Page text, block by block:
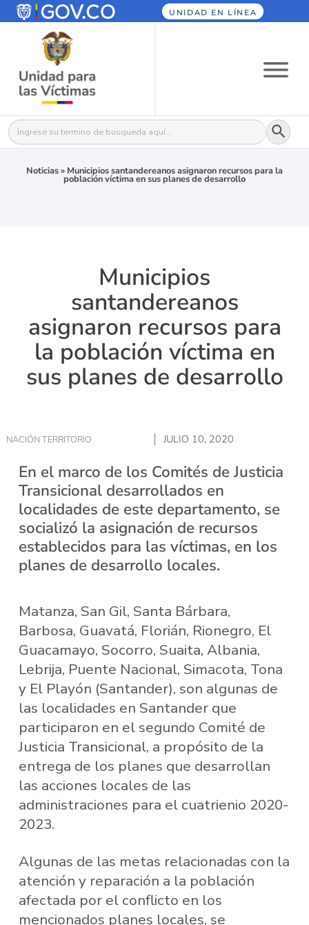
UNIDAD EN LÍNEA
Buscar: Botón
Noticias» Municipios santandereanos asignaron recursos para la
población víctima en sus planes de desarrollo
Municipios
santandereanos
asignaron recursos para
la población víctima en
sus planes de desarrollo
NACIÓN TERRITORIO JULIO 10, 2020
En el marco de los Comités de Justicia
Transicional desarrollados en
localidades de este departamento, se
socializó la asignación de recursos
establecidos para las víctimas, en los
planes de desarrollo locales.
Matanza, San Gil, Santa Bárbara,
Barbosa, Guavatá, Florián, Rionegro, El
Guacamayo, Socorro, Suaita, Albania,
Lebrija, Puente Nacional, Simacota, Tona
y El Playón (Santander), son algunas de
las localidades en Santander que
participaron en el segundo Comité de
Justicia Transicional, a propósito de la
entrega de los planes que desarrollan
las acciones locales de las
administraciones para el cuatrienio 2020-
2023.
Algunas de las metas relacionadas con la
atención y reparación a la población
afectada por el conflicto en los
mencionados planes locales, se